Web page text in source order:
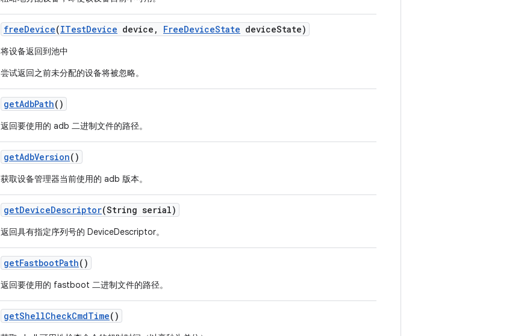
freeDevice(ITestDevice device , FreeDeviceState deviceState)
将设备返回到池中
尝试返回之前未分配的设备将被忽略。
getAdbPath()
返回要使用的 adb 二进制文件的路径。
getAdbVersion()
获取设备管理器当前使用的 adb 版本。
getDeviceDescriptor(String serial)
返回具有指定序列号的 DeviceDescriptor。
getFastbootPath()
返回要使用的 fastboot 二进制文件的路径。
getShellCheckCmdTime()